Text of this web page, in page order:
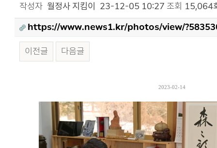
작성자 월정사 지킴이 23-12-05 10:27 조회 15,064
https://www.news1.kr/photos/view/
이전글 다음글
2023-02-14